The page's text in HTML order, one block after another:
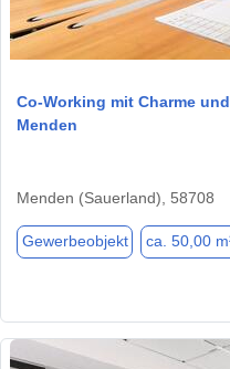
Co-Working mit Charme
Menden
Menden (Sauerland), 58708
Gewerbeobjekt ca. 50,00